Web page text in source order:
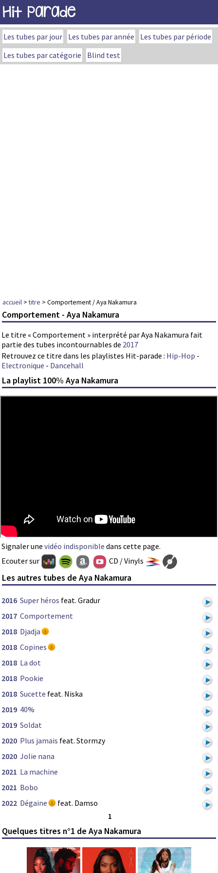
Hit Parade
Les tubes par jour Les tubes par année
Les tubes par période
Les tubes par catégorie
Blind test
accueil >titre > Comportement / Aya Nakamura
Comportement - Aya Nakamura
Le titre « Comportement » interprété par Aya Nakamura fait
partie des tubes incontournables de 2017
Retrouvez ce titre dans les playlistes Hit-parade : Hip-Hop -
Electronique - Dancehall
La playlist 100% Aya Nakamura
Signaler une vidéo indisponible dans cette page.
Ecouter sur
CD / Vinyls
Les autres tubes de Aya Nakamura
2016 Super héros feat. Gradur
2017 Comportement
2018 Djadja
2018 Copines
2018 La dot
2018 Pookie
2018 Sucette feat. Niska
2019 40%
2019 Soldat
2020 Plus jamais feat. Stormzy
2020 Jolie nana
2021 La machine
2021 Bobo
2022 Dégaine
feat. Damso
1
Quelques titres n°1 de Aya Nakamura